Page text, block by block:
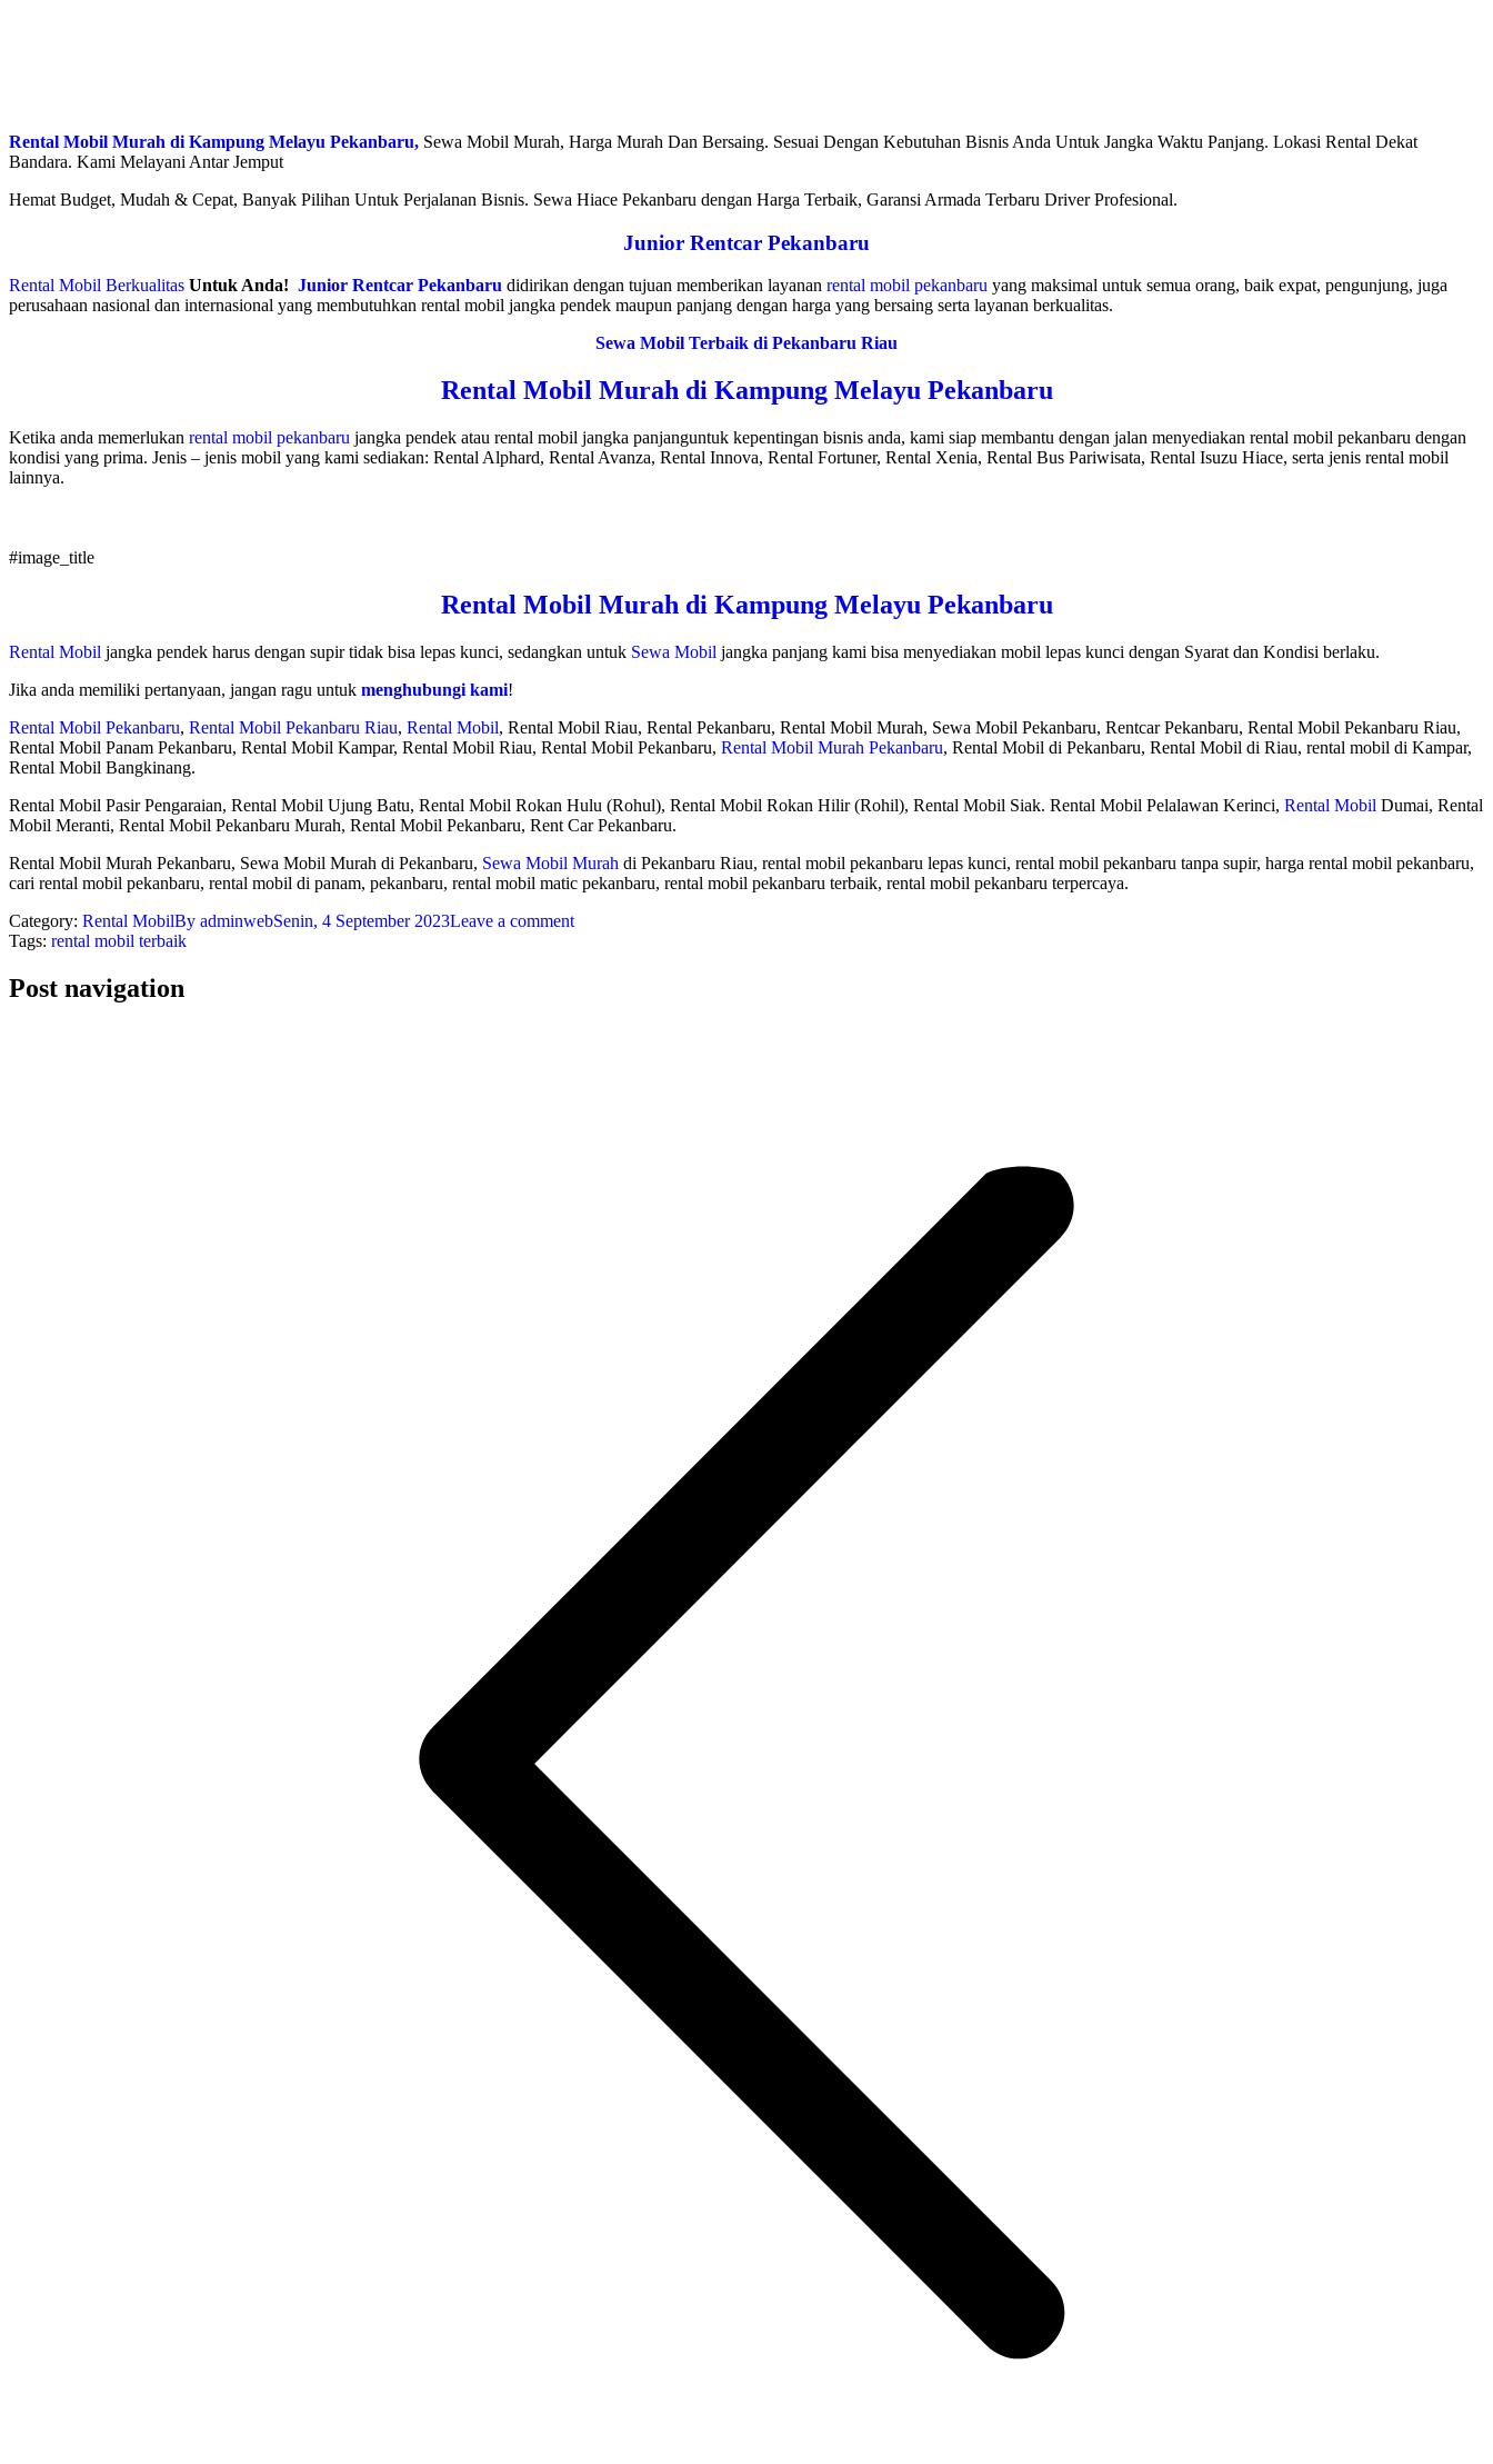
Rental Mobil Murah di Kampung Melayu Pekanbaru, Sewa Mobil Murah, Harga Murah Dan Bersaing. Sesuai Dengan Kebutuhan Bisnis Anda Untuk Jangka Waktu Panjang. Lokasi Rental Dekat
Bandara. Kami Melayani Antar Jemput
Hemat Budget, Mudah & Cepat, Banyak Pilihan Untuk Perjalanan Bisnis. Sewa Hiace Pekanbaru dengan Harga Terbaik, Garansi Armada Terbaru Driver Profesional.
Junior Rentcar Pekanbaru
Rental Mobil Berkualitas Untuk Anda! Junior Rentcar Pekanbaru didirikan dengan tujuan memberikan layanan rental mobil pekanbaru yang maksimal untuk semua orang, baik expat, pengunjung, juga
perusahaan nasional dan internasional yang membutuhkan rental mobil jangka pendek maupun panjang dengan harga yang bersaing serta layanan berkualitas.
Sewa Mobil Terbaik di Pekanbaru Riau
Rental Mobil Murah di Kampung Melayu Pekanbaru
Ketika anda memerlukan rental mobil pekanbaru jangka pendek atau rental mobil jangka panjanguntuk kepentingan bisnis anda, kami siap membantu dengan jalan menyediakan rental mobil pekanbaru dengan
kondisi yang prima. Jenis – jenis mobil yang kami sediakan: Rental Alphard, Rental Avanza, Rental Innova, Rental Fortuner, Rental Xenia, Rental Bus Pariwisata, Rental Isuzu Hiace, serta jenis rental mobil
lainnya.
#image_title
Rental Mobil Murah di Kampung Melayu Pekanbaru
Rental Mobil jangka pendek harus dengan supir tidak bisa lepas kunci, sedangkan untuk Sewa Mobil jangka panjang kami bisa menyediakan mobil lepas kunci dengan Syarat dan Kondisi berlaku.
Jika anda memiliki pertanyaan, jangan ragu untuk menghubungi kami!
Rental Mobil Pekanbaru, Rental Mobil Pekanbaru Riau, Rental Mobil, Rental Mobil Riau, Rental Pekanbaru, Rental Mobil Murah, Sewa Mobil Pekanbaru, Rentcar Pekanbaru, Rental Mobil Pekanbaru Riau,
Rental Mobil Panam Pekanbaru, Rental Mobil Kampar, Rental Mobil Riau, Rental Mobil Pekanbaru, Rental Mobil Murah Pekanbaru, Rental Mobil di Pekanbaru, Rental Mobil di Riau, rental mobil di Kampar,
Rental Mobil Bangkinang.
Rental Mobil Pasir Pengaraian, Rental Mobil Ujung Batu, Rental Mobil Rokan Hulu (Rohul), Rental Mobil Rokan Hilir (Rohil), Rental Mobil Siak. Rental Mobil Pelalawan Kerinci, Rental Mobil Dumai, Rental
Mobil Meranti, Rental Mobil Pekanbaru Murah, Rental Mobil Pekanbaru, Rent Car Pekanbaru.
Rental Mobil Murah Pekanbaru, Sewa Mobil Murah di Pekanbaru, Sewa Mobil Murah di Pekanbaru Riau, rental mobil pekanbaru lepas kunci, rental mobil pekanbaru tanpa supir, harga rental mobil pekanbaru,
cari rental mobil pekanbaru, rental mobil di panam, pekanbaru, rental mobil matic pekanbaru, rental mobil pekanbaru terbaik, rental mobil pekanbaru terpercaya.
Category: Rental MobilBy adminwebSenin, 4 September 2023Leave a comment
Tags: rental mobil terbaik
Post navigation